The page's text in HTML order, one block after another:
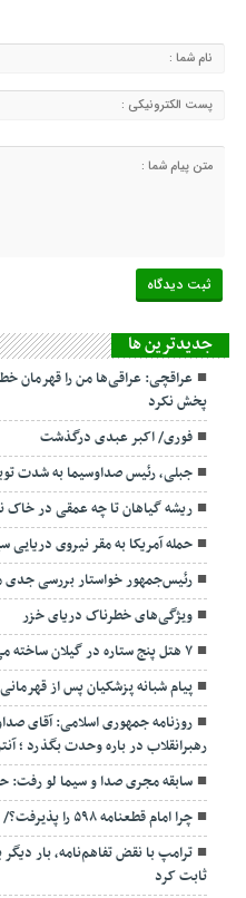
جديدترين ها
عراقچی: عراقی‌ها من را قهرمان
پخش نکرد
فوری/ اکبر عبدی درگذشت
جبلی، رئیس صداوسیما به شدت
ریشه گیاهان تا چه عمقی در خاک
حمله آمریکا به مقر نیروی دریایی
رئیس‌جمهور خواستار بررسی
ویژگی‌های خطرناک دریای خزر
۷ هتل پنج ستاره در گیلان ساخته می‌شود
پیام شبانه پزشکیان پس از قهرمانی
روزنامه جمهوری اسلامی: آقای
رهبرانقلاب در باره وحدت بگذرد ؛
سابقه مجری صدا و سیما لو رفت:
چرا امام قطعنامه ۵۹۸ را پذیرفت؟/ ۲+۴ دلیل
ترامپ با نقض تفاهم‌نامه، بار
ثابت کرد